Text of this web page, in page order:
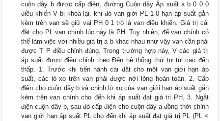
cuộn dây b được cấp điện, đường Cuộn dây Áp suất a b 0 0 0
điều khiển V bị khóa lại, khi đó van giới PL 1 0 hạn áp suất gắn
kèm trên van sẽ giữ vai PH 0 1 trò là van điều khiển. Giá trị cài
đặt cho PL van chính lúc này là PH. Tuy nhiên, để van chính có
thể làm việc với nhiều giá trị a b khác nhau như vậy van cần phải
được T P điều chỉnh đúng. Trong trường hợp này, V các giá trị
áp suất được điều chỉnh theo Đến hệ thống thứ tự từ cao đến
thấp. 1. Trước khi tiến hành cài đặt cho một van giới hạn áp
suất, các lò xo trên van phải được nới lỏng hoàn toàn. 2. Cấp
điện cho cuộn dây b và chỉnh lò xo của van giới hạn áp suất gắn
kèm trên van chính cho đến khi áp suất đạt giá trị PH. 3. Ngắt
điện cuộn dây b, sau đó cấp điện cho cuộn dây a đồng thời chỉnh
van giới hạn áp suất PL cho đến khi áp suất đạt giá trị PL (PL <